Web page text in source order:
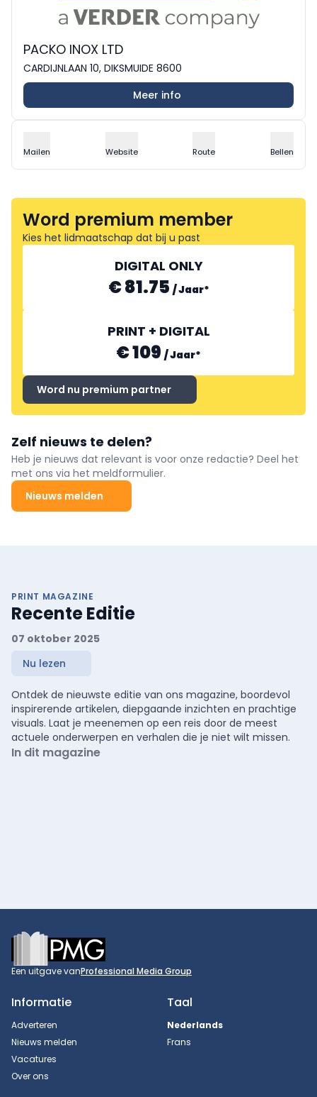
PACKO INOX LTD
CARDIJNLAAN 10, DIKSMUIDE 8600
Meer info
Mailen Website Route Bellen
Word premium member
Kies het lidmaatschap dat bij u past
DIGITAL ONLY
€ 81.75 /Jaar*
PRINT + DIGITAL
€ 109 /Jaar*
Word nu premium partner
Zelf nieuws te delen?
Heb je nieuws dat relevant is voor onze redactie? Deel het
met ons via het meldformulier.
Nieuws melden
PRINT MAGAZINE
Recente Editie
07 oktober 2025
Nu lezen
Ontdek de nieuwste editie van ons magazine, boordevol
inspirerende artikelen, diepgaande inzichten en prachtige
visuals. Laat je meenemen op een reis door de meest
actuele onderwerpen en verhalen die je niet wilt missen.
In dit magazine
Footer
Een uitgave vanProfessional Media Group
Informatie
Adverteren
Nieuws melden
Vacatures
Over ons
Taal
Nederlands
Frans